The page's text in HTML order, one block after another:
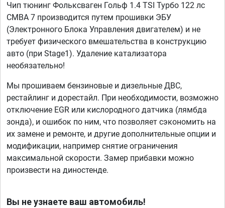
Чип тюнинг Фольксваген Гольф 1.4 TSI Турбо 122 лс
CMBA 7 производится путем прошивки ЭБУ
(Электронного Блока Управления двигателем) и не
требует физического вмешательства в конструкцию
авто (при Stage1). Удаление катализатора
необязательно!
Мы прошиваем бензиновые и дизельные ДВС,
рестайлинг и дорестайл. При необходимости, возможно
отключение EGR или кислородного датчика (лямбда
зонда), и ошибок по ним, что позволяет сэкономить на
их замене и ремонте, и другие дополнительные опции и
модификации, например снятие ограничения
максимальной скорости. Замер прибавки можно
произвести на диностенде.
Вы не узнаете ваш автомобиль!